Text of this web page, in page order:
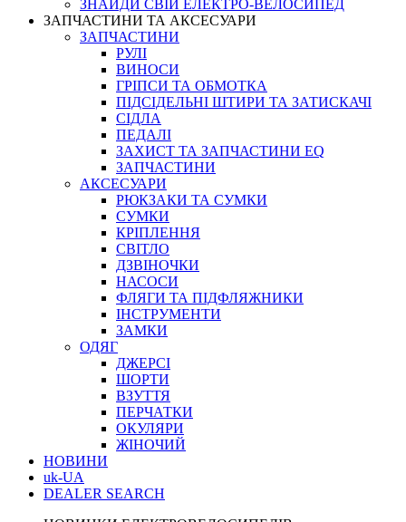
ЗНАЙДИ СВІЙ ЕЛЕКТРО-ВЕЛОСИПЕД
ЗАПЧАСТИНИ ТА АКСЕСУАРИ
ЗАПЧАСТИНИ
РУЛІ
ВИНОСИ
ГРІПСИ ТА ОБМОТКА
ПІДСІДЕЛЬНІ ШТИРИ ТА ЗАТИСКАЧІ
СІДЛА
ПЕДАЛІ
ЗАХИСТ ТА ЗАПЧАСТИНИ EQ
ЗАПЧАСТИНИ
АКСЕСУАРИ
РЮКЗАКИ ТА СУМКИ
СУМКИ
КРІПЛЕННЯ
СВІТЛО
ДЗВІНОЧКИ
НАСОСИ
ФЛЯГИ ТА ПІДФЛЯЖНИКИ
ІНСТРУМЕНТИ
ЗАМКИ
ОДЯГ
ДЖЕРСІ
ШОРТИ
ВЗУТТЯ
ПЕРЧАТКИ
ОКУЛЯРИ
ЖІНОЧИЙ
НОВИНИ
uk-UA
DEALER SEARCH